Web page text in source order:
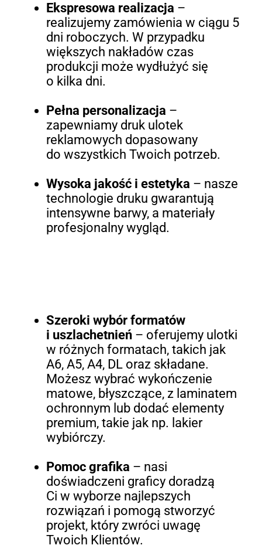
Ekspresowa realizacja –
realizujemy zamówienia w ciągu 5
dni roboczych. W przypadku
większych nakładów czas
produkcji może wydłużyć się
o kilka dni.
Pełna personalizacja –
zapewniamy druk ulotek
reklamowych dopasowany
do wszystkich Twoich potrzeb.
Wysoka jakość i estetyka – nasze
technologie druku gwarantują
intensywne barwy, a materiały
profesjonalny wygląd.
Szeroki wybór formatów
i uszlachetnień– oferujemy ulotki
w różnych formatach, takich jak
A6, A5, A4, DL oraz składane.
Możesz wybrać wykończenie
matowe, błyszczące, z laminatem
ochronnym lub dodać elementy
premium, takie jak np. lakier
wybiórczy.
Pomoc grafika – nasi
doświadczeni graficy doradzą
Ci w wyborze najlepszych
rozwiązań i pomogą stworzyć
projekt, który zwróci uwagę
Twoich Klientów.